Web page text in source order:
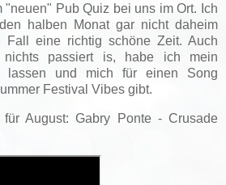
"neuen" Pub Quiz bei uns im Ort. Ich
halben Monat gar nicht daheim
Fall eine richtig schöne Zeit. Auch
nichts passiert is, habe ich mein
lassen und mich für einen Song
Festival Vibes gibt.
August: Gabry Ponte - Crusade